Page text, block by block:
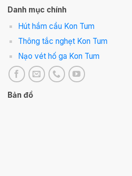
Danh mục chính
Hút hầm cầu Kon Tum
Thông tắc nghẹt Kon Tum
Nạo vét hố ga Kon Tum
Bản đồ